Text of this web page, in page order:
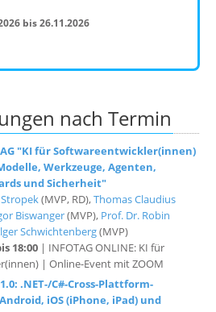
bis 26.11.2026
nach Termin
"KI für Softwareentwickler(innen)
Werkzeuge, Agenten,
und Sicherheit"
(MVP, RD),Thomas Claudius
Biswanger(MVP), Prof. Dr. Robin
Schwichtenberg(MVP)
18:00| INFOTAG ONLINE: KI für
| Online-Event mit ZOOM
.NET-/C#-Cross-Plattform-
iOS (iPhone, iPad) und